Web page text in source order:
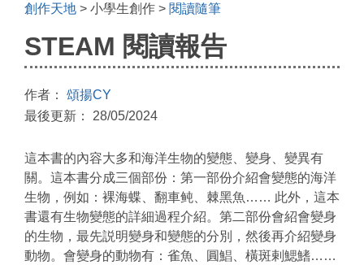
創作天地 > 小學生創作 > 閱讀隨筆
STEAM 閱讀報告
作者： 頌揚CY
最後更新： 28/05/2024
這本書的內容大多和海洋生物的變態、變身、變異有
關。這本書分成三個部份：第一部份介紹會變態的海洋
生物，例如：裸海蝶、翻車鲀、棘黑魚…… 此外，這本
書還有生物變態的詳細過程介紹。第二部份會紹會變身
的生物，最先説明變身和變態的分別，然後再介紹變身
動物。會變身的動物有：雀魚、圓鯧、橫斑剌鰓鰭……